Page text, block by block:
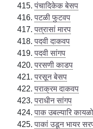
पंचादिकेक बेसप
पटळी फुटवप
पत्रासां मारप
पदवी दाकवप
पदवी सांगप
परसणी काडप
परसून बेसप
पराक्रम दाकवप
पराधीन सांगप
पाक उबल्यारि
पाकां उडून भायर